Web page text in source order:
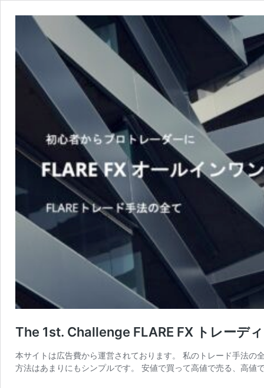
The 1st. Challenge FLARE FX トレーデ
本サイトは広告費から運営されております。 私のトレード手法の
方法はあまりにもシンプルです。 安値で買って高値で売る、高値